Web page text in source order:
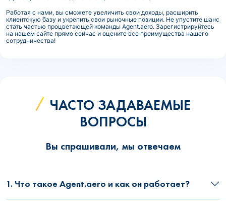
Работая с нами, вы сможете увеличить свои доходы, расширить
клиентскую базу и укрепить свои рыночные позиции. Не упустите шанс
стать частью процветающей команды Agent.aero. Зарегистрируйтесь
на нашем сайте прямо сейчас и оцените все преимущества нашего
сотрудничества!
ЧАСТО ЗАДАВАЕМЫЕ
ВОПРОСЫ
Вы спрашивали, мы отвечаем
1. Что такое Agent.aero и как он работает?